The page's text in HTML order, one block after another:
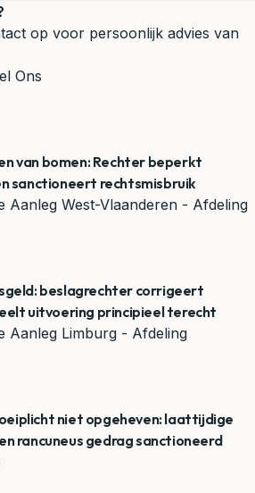
op voor persoonlijk advies van
Ons
van bomen: Rechter beperkt
sanctioneert rechtsmisbruik
Aanleg West-Vlaanderen - Afdeling
beslagrechter corrigeert
uitvoering principieel terecht
Aanleg Limburg - Afdeling
niet opgeheven: laattijdige
rancuneus gedrag sanctioneerd